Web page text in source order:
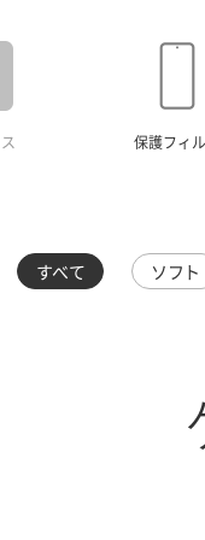
保護フィ
すべて ソフト